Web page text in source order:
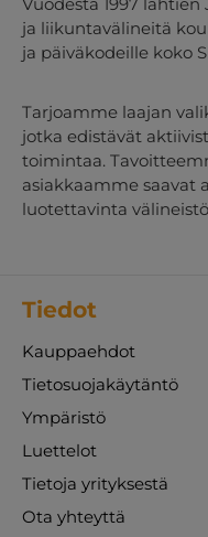
sopivat
henkeen. Vakaa
pulloteline on
pysyvät
Täydellinen
esikouluikäisistä
urheiluseuroissa.
ja liikuntavälineitä
ja päiväkodeille koko
Tarjoamme laajan
jotka edistävät
toimintaa.
asiakkaamme saavat
luotettavinta
Tiedot
Kauppaehdot
Tietosuojakäytäntö
Ympäristö
Luettelot
Tietoja yrityksestä
Ota yhteyttä